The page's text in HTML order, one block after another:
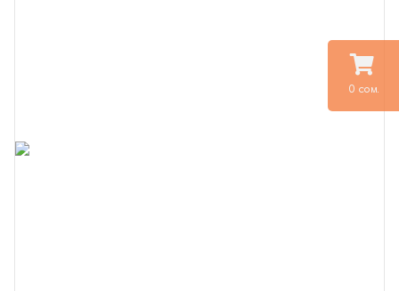
0 сом.